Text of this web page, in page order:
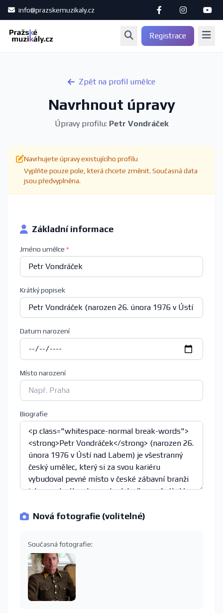
info@prazskemuzikaly.cz
Registrace
Zpět na profil umělce
Navrhnout úpravy
Úpravy profilu: Petr Vondráček
Navrhujete úpravy existujícího profilu
Vyplňte pouze pole, která chcete změnit. Současná data
jsou předvyplněna.
Základní informace
Jméno umělce *
Krátký popisek
Datum narození
Místo narození
Biografie
Nová fotografie (volitelné)
Současná fotografie: